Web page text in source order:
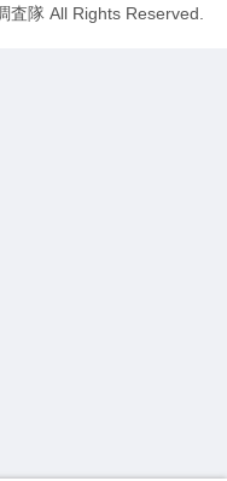
隊 All Rights Reserved.